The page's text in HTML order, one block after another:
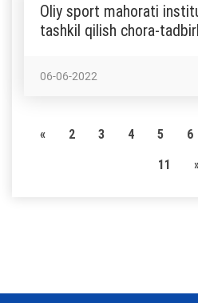
Oliy sport mahorati
tashkil qilish chora-
06-06-2022
« 2 3 4 5 6
11